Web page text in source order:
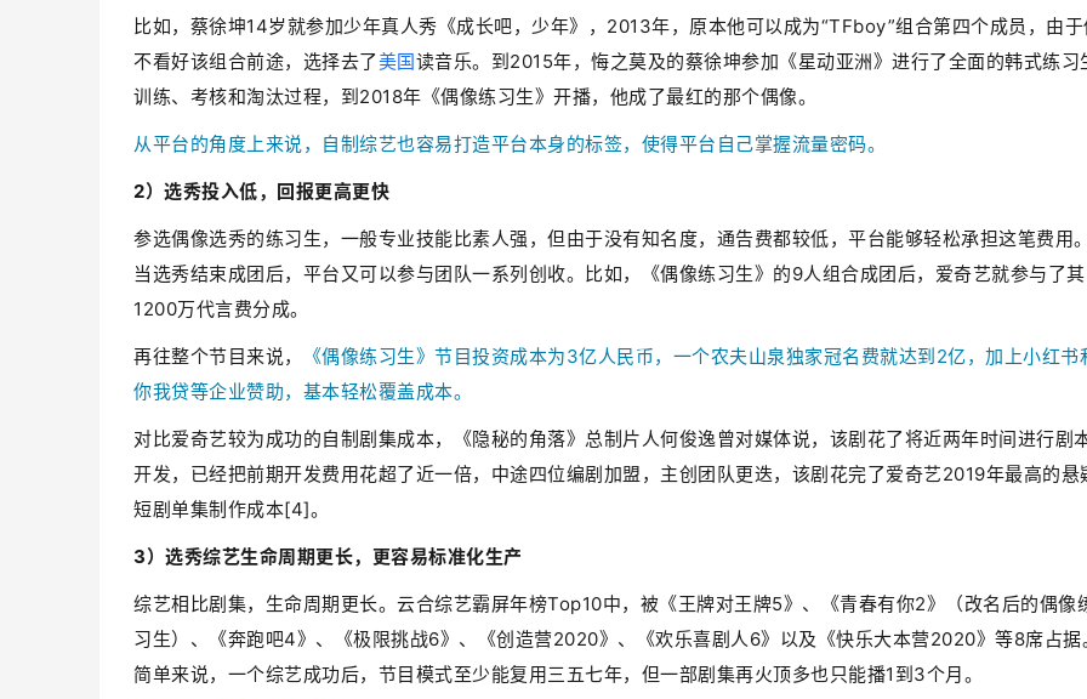
比如，蔡徐坤14岁就参加少年真人秀《成长吧，少年》，2013年，原本他可以成为“TFboy”组合第四个成员，由于
不看好该组合前途，选择去了美国读音乐。到2015年，悔之莫及的蔡徐坤参加《星动亚洲》进行了全面的韩式练习
训练、考核和淘汰过程，到2018年《偶像练习生》开播，他成了最红的那个偶像。
从平台的角度上来说，自制综艺也容易打造平台本身的标签，使得平台自己掌握流量密码。
2）选秀投入低，回报更高更快
参选偶像选秀的练习生，一般专业技能比素人强，但由于没有知名度，通告费都较低，平台能够轻松承担这笔费用。
当选秀结束成团后，平台又可以参与团队一系列创收。比如，《偶像练习生》的9人组合成团后，爱奇艺就参与了其
1200万代言费分成。
再往整个节目来说，
《偶像练习生》节目投资成本为3亿人民币，一个农夫山泉独家冠名费就达到2亿，加上小红书
你我贷等企业赞助，基本轻松覆盖成本。
对比爱奇艺较为成功的自制剧集成本，《隐秘的角落》总制片人何俊逸曾对媒体说，该剧花了将近两年时间进行剧
开发，已经把前期开发费用花超了近一倍，中途四位编剧加盟，主创团队更迭，该剧花完了爱奇艺2019年最高的悬
短剧单集制作成本[4]。
3）选秀综艺生命周期更长，更容易标准化生产
综艺相比剧集，生命周期更长。云合综艺霸屏年榜Top10中，被《王牌对王牌5》、《青春有你2》（改名后的偶像
习生）、《奔跑吧4》、《极限挑战6》、《创造营2020》、《欢乐喜剧人6》以及《快乐大本营2020》等8席占据
简单来说，一个综艺成功后，节目模式至少能复用三五七年，但一部剧集再火顶多也只能播1到3个月。